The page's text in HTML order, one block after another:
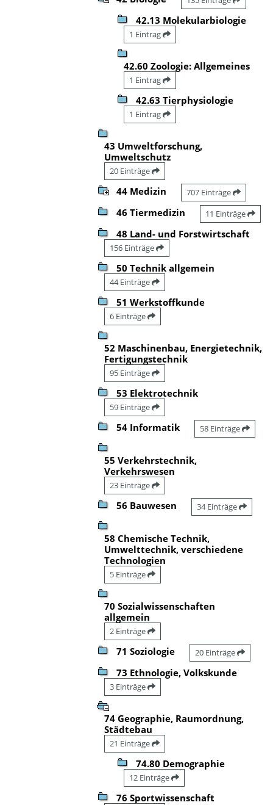
42.13 Molekularbiologie
1 Eintrag
42.60 Zoologie: Allgemeines
1 Eintrag
42.63 Tierphysiologie
1 Eintrag
43 Umweltforschung,
Umweltschutz
20 Einträge
44 Medizin 707 Einträge
46 Tiermedizin 11 Einträge
48 Land- und Forstwirtschaft
156 Einträge
50 Technik allgemein
44 Einträge
51 Werkstoffkunde
6 Einträge
52 Maschinenbau, Energietechnik,
Fertigungstechnik
95 Einträge
53 Elektrotechnik
59 Einträge
54 Informatik 58 Einträge
55 Verkehrstechnik,
Verkehrswesen
23 Einträge
56 Bauwesen 34 Einträge
58 Chemische Technik,
Umwelttechnik, verschiedene
Technologien
5 Einträge
70 Sozialwissenschaften
allgemein
2 Einträge
71 Soziologie 20 Einträge
73 Ethnologie, Volkskunde
3 Einträge
74 Geographie, Raumordnung,
Städtebau
21 Einträge
74.80 Demographie
12 Einträge
76 Sportwissenschaft